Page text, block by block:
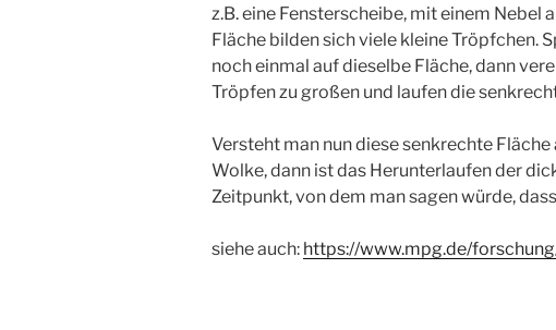
z.B. eine Fensterscheibe, mit einem Nebel
Fläche bilden sich viele kleine Tröpfchen.
noch einmal auf dieselbe Fläche, dann
Tröpfen zu großen und laufen die
Versteht man nun diese senkrechte
Wolke, dann ist das Herunterlaufen der
Zeitpunkt, von dem man sagen würde,
siehe auch: https://www.mpg.de/